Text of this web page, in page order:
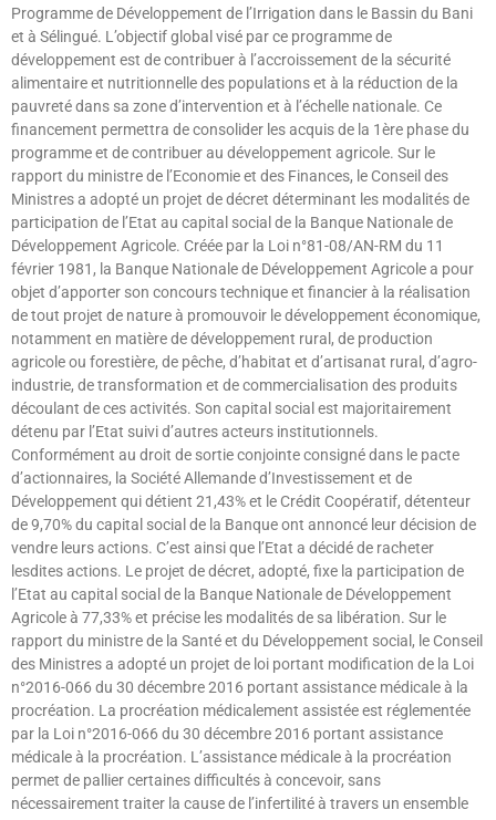
Programme de Développement de l’Irrigation dans le Bassin du Bani
et à Sélingué. L’objectif global visé par ce programme de
développement est de contribuer à l’accroissement de la sécurité
alimentaire et nutritionnelle des populations et à la réduction de la
pauvreté dans sa zone d’intervention et à l’échelle nationale. Ce
financement permettra de consolider les acquis de la 1ère phase du
programme et de contribuer au développement agricole. Sur le
rapport du ministre de l’Economie et des Finances, le Conseil des
Ministres a adopté un projet de décret déterminant les modalités de
participation de l’Etat au capital social de la Banque Nationale de
Développement Agricole. Créée par la Loi n°81-08/AN-RM du 11
février 1981, la Banque Nationale de Développement Agricole a pour
objet d’apporter son concours technique et financier à la réalisation
de tout projet de nature à promouvoir le développement économique,
notamment en matière de développement rural, de production
agricole ou forestière, de pêche, d’habitat et d’artisanat rural, d’agro-
industrie, de transformation et de commercialisation des produits
découlant de ces activités. Son capital social est majoritairement
détenu par l’Etat suivi d’autres acteurs institutionnels.
Conformément au droit de sortie conjointe consigné dans le pacte
d’actionnaires, la Société Allemande d’Investissement et de
Développement qui détient 21,43% et le Crédit Coopératif, détenteur
de 9,70% du capital social de la Banque ont annoncé leur décision de
vendre leurs actions. C’est ainsi que l’Etat a décidé de racheter
lesdites actions. Le projet de décret, adopté, fixe la participation de
l’Etat au capital social de la Banque Nationale de Développement
Agricole à 77,33% et précise les modalités de sa libération. Sur le
rapport du ministre de la Santé et du Développement social, le Conseil
des Ministres a adopté un projet de loi portant modification de la Loi
n°2016-066 du 30 décembre 2016 portant assistance médicale à la
procréation. La procréation médicalement assistée est réglementée
par la Loi n°2016-066 du 30 décembre 2016 portant assistance
médicale à la procréation. L’assistance médicale à la procréation
permet de pallier certaines difficultés à concevoir, sans
nécessairement traiter la cause de l’infertilité à travers un ensemble